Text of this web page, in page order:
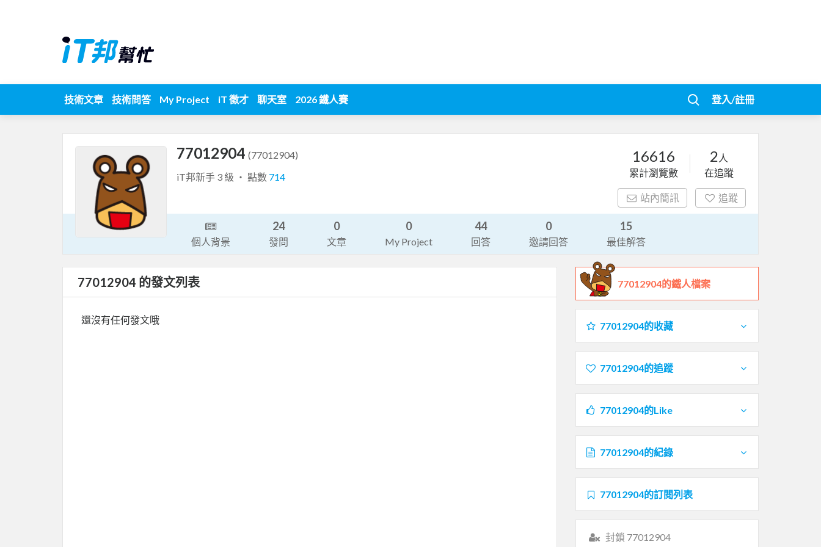
技術文章 技術問答 My Project iT 徵才 聊天室 2026 鐵人賽 登入/註冊
77012904 (77012904)
iT邦新手 3 級 ‧ 點數 714
16616
累計瀏覽數
2 人
在追蹤
站內簡訊 追蹤
個人背景
24
發問
0
文章
0
My Project
44
回答
0
邀請回答
15
最佳解答
77012904 的發文列表
還沒有任何發文哦
77012904的鐵人檔案
77012904的收藏
77012904的追蹤
77012904的Like
77012904的紀錄
77012904的訂閱列表
封鎖 77012904